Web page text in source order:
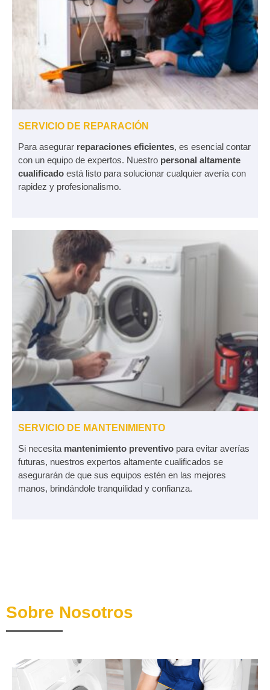
SERVICIO DE REPARACIÓN
Para asegurar reparaciones eficientes, es esencial contar
con un equipo de expertos. Nuestro personal altamente
cualificado está listo para solucionar cualquier avería con
rapidez y profesionalismo.
SERVICIO DE MANTENIMIENTO
Si necesita mantenimiento preventivo para evitar averías
futuras, nuestros expertos altamente cualificados se
asegurarán de que sus equipos estén en las mejores
manos, brindándole tranquilidad y confianza.
Sobre Nosotros